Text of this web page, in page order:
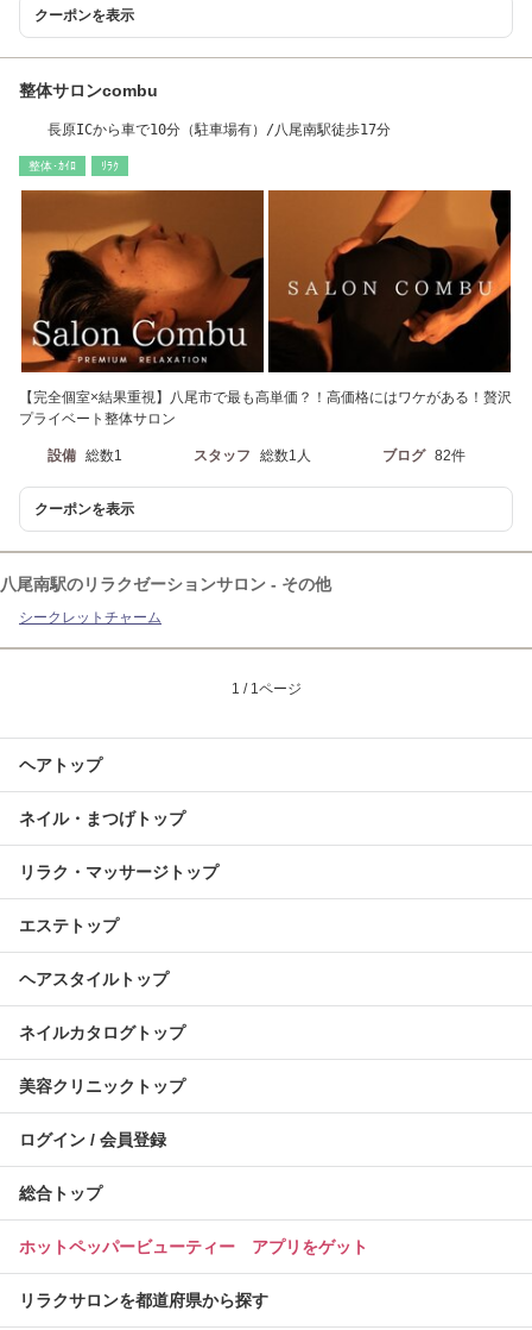
クーポンを表示
整体サロンcombu
長原ICから車で10分（駐車場有）/八尾南駅徒歩17分
整体･ｶｲﾛ ﾘﾗｸ
【完全個室×結果重視】八尾市で最も高単価？！高価格にはワケがある！贅沢
プライベート整体サロン
設備 総数1 スタッフ 総数1人 ブログ 82件
クーポンを表示
八尾南駅のリラクゼーションサロン - その他
シークレットチャーム
1 / 1ページ
ヘアトップ
ネイル・まつげトップ
リラク・マッサージトップ
エステトップ
ヘアスタイルトップ
ネイルカタログトップ
美容クリニックトップ
ログイン / 会員登録
総合トップ
ホットペッパービューティー アプリをゲット
リラクサロンを都道府県から探す